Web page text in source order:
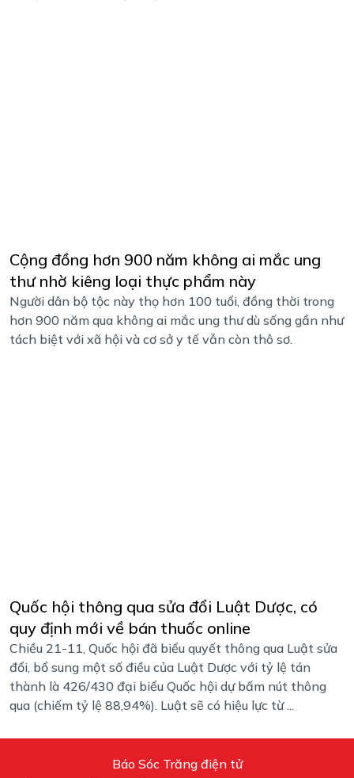
Cộng đồng hơn 900 năm không ai mắc ung
thư nhờ kiêng loại thực phẩm này
Người dân bộ tộc này thọ hơn 100 tuổi, đồng thời trong
hơn 900 năm qua không ai mắc ung thư dù sống gần như
tách biệt với xã hội và cơ sở y tế vẫn còn thô sơ.
Quốc hội thông qua sửa đổi Luật Dược, có
quy định mới về bán thuốc online
Chiều 21-11, Quốc hội đã biểu quyết thông qua Luật sửa
đổi, bổ sung một số điều của Luật Dược với tỷ lệ tán
thành là 426/430 đại biểu Quốc hội dự bấm nút thông
qua (chiếm tỷ lệ 88,94%). Luật sẽ có hiệu lực từ ...
Báo Sóc Trăng điện tử